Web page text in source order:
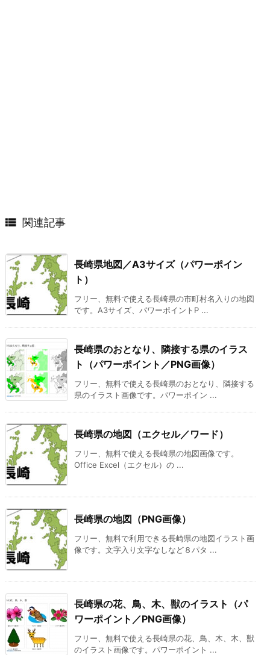
 関連記事
長崎県地図／A3サイズ（パワーポイン
ト）
フリー、無料で使える長崎県の市町村名入りの地図
です。A3サイズ、パワーポイントP ...
長崎県のおとなり、隣接する県のイラス
ト（パワーポイント／PNG画像）
フリー、無料で使える長崎県のおとなり、隣接する
県のイラスト画像です。パワーポイン ...
長崎県の地図（エクセル／ワード）
フリー、無料で使える長崎県の地図画像です。
Office Excel（エクセル）の ...
長崎県の地図（PNG画像）
フリー、無料で利用できる長崎県の地図イラスト画
像です。文字入り文字なしなど８パタ ...
長崎県の花、鳥、木、獣のイラスト（パ
ワーポイント／PNG画像）
フリー、無料で使える長崎県の花、鳥、木、木、獣
のイラスト画像です。パワーポイント ...